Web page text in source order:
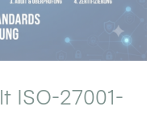
ISO-27001-